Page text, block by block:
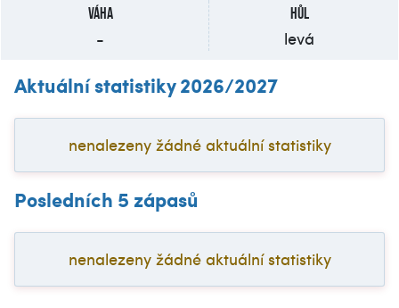
Váha
-
Hůl
levá
Aktuální statistiky 2026/2027
nenalezeny žádné aktuální statistiky
Posledních 5 zápasů
nenalezeny žádné aktuální statistiky